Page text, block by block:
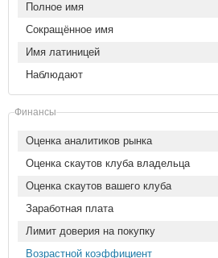
Полное имя
Сокращённое имя
Имя латиницей
Наблюдают
Финансы
Оценка аналитиков рынка
Оценка скаутов клуба владельца
Оценка скаутов вашего клуба
Заработная плата
Лимит доверия на покупку
Возрастной коэффициент